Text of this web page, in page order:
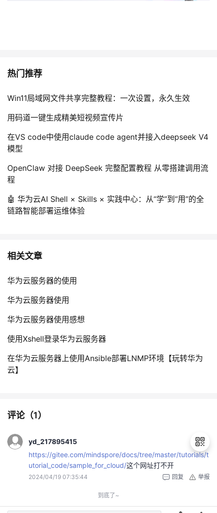
热门推荐
Win11局域网文件共享完整教程：一次设置，永久生效
用码道一键生成精美短视频宣传片
在VS code中使用claude code agent并接入deepseek V4
模型
OpenClaw 对接 DeepSeek 完整配置教程 从零搭建调用流
程
🤖 华为云AI Shell × Skills × 实践中心：从“学”到“用”的全
链路智能部署运维体验
相关文章
华为云服务器的使用
华为云服务器使用
华为云服务器使用感想
使用Xshell登录华为云服务器
在华为云服务器上使用Ansible部署LNMP环境【玩转华为
云】
评论（1）
yd_217895415
https://gitee.com/mindspore/docs/tree/master/tutorials/t
utorial_code/sample_for_cloud/这个网址打不开
2024/04/19 07:35:44 举报
回复
到底了~